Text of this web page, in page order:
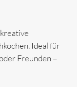
Ideal für
Freunden –